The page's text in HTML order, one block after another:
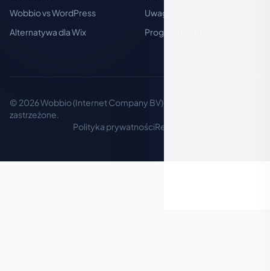
Wobbio vs WordPress
Alternatywa dla Wix
Uwagi
Program partnerski
© 2026 Wobbio (Internet Company BV) · Wszelkie prawa
zastrzeżone.
Polityka prywatnościRegulamin